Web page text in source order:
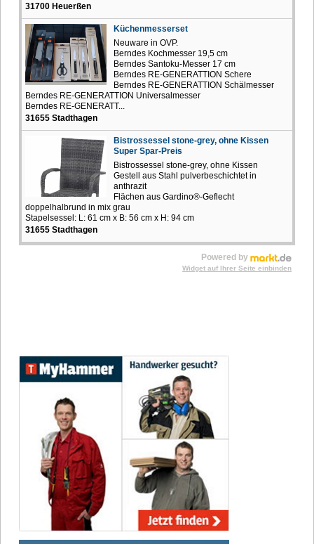
31700 Heuerßen
Küchenmesserset
Neuware in OVP.
Berndes Kochmesser 19,5 cm
Berndes Santoku-Messer 17 cm
Berndes RE-GENERATTION Schere
Berndes RE-GENERATTION Schälmesser
Berndes RE-GENERATTION Universalmesser
Berndes RE-GENERATT...
31655 Stadthagen
Bistrossessel stone-grey, ohne Kissen
Super Spar-Preis
Bistrossessel stone-grey, ohne Kissen
Gestell aus Stahl pulverbeschichtet in
anthrazit
Flächen aus Gardino®-Geflecht
doppelhalbrund in mix grau
Stapelsessel: L: 61 cm x B: 56 cm x H: 94 cm
31655 Stadthagen
Powered by
Widget auf Ihrer Seite einbinden